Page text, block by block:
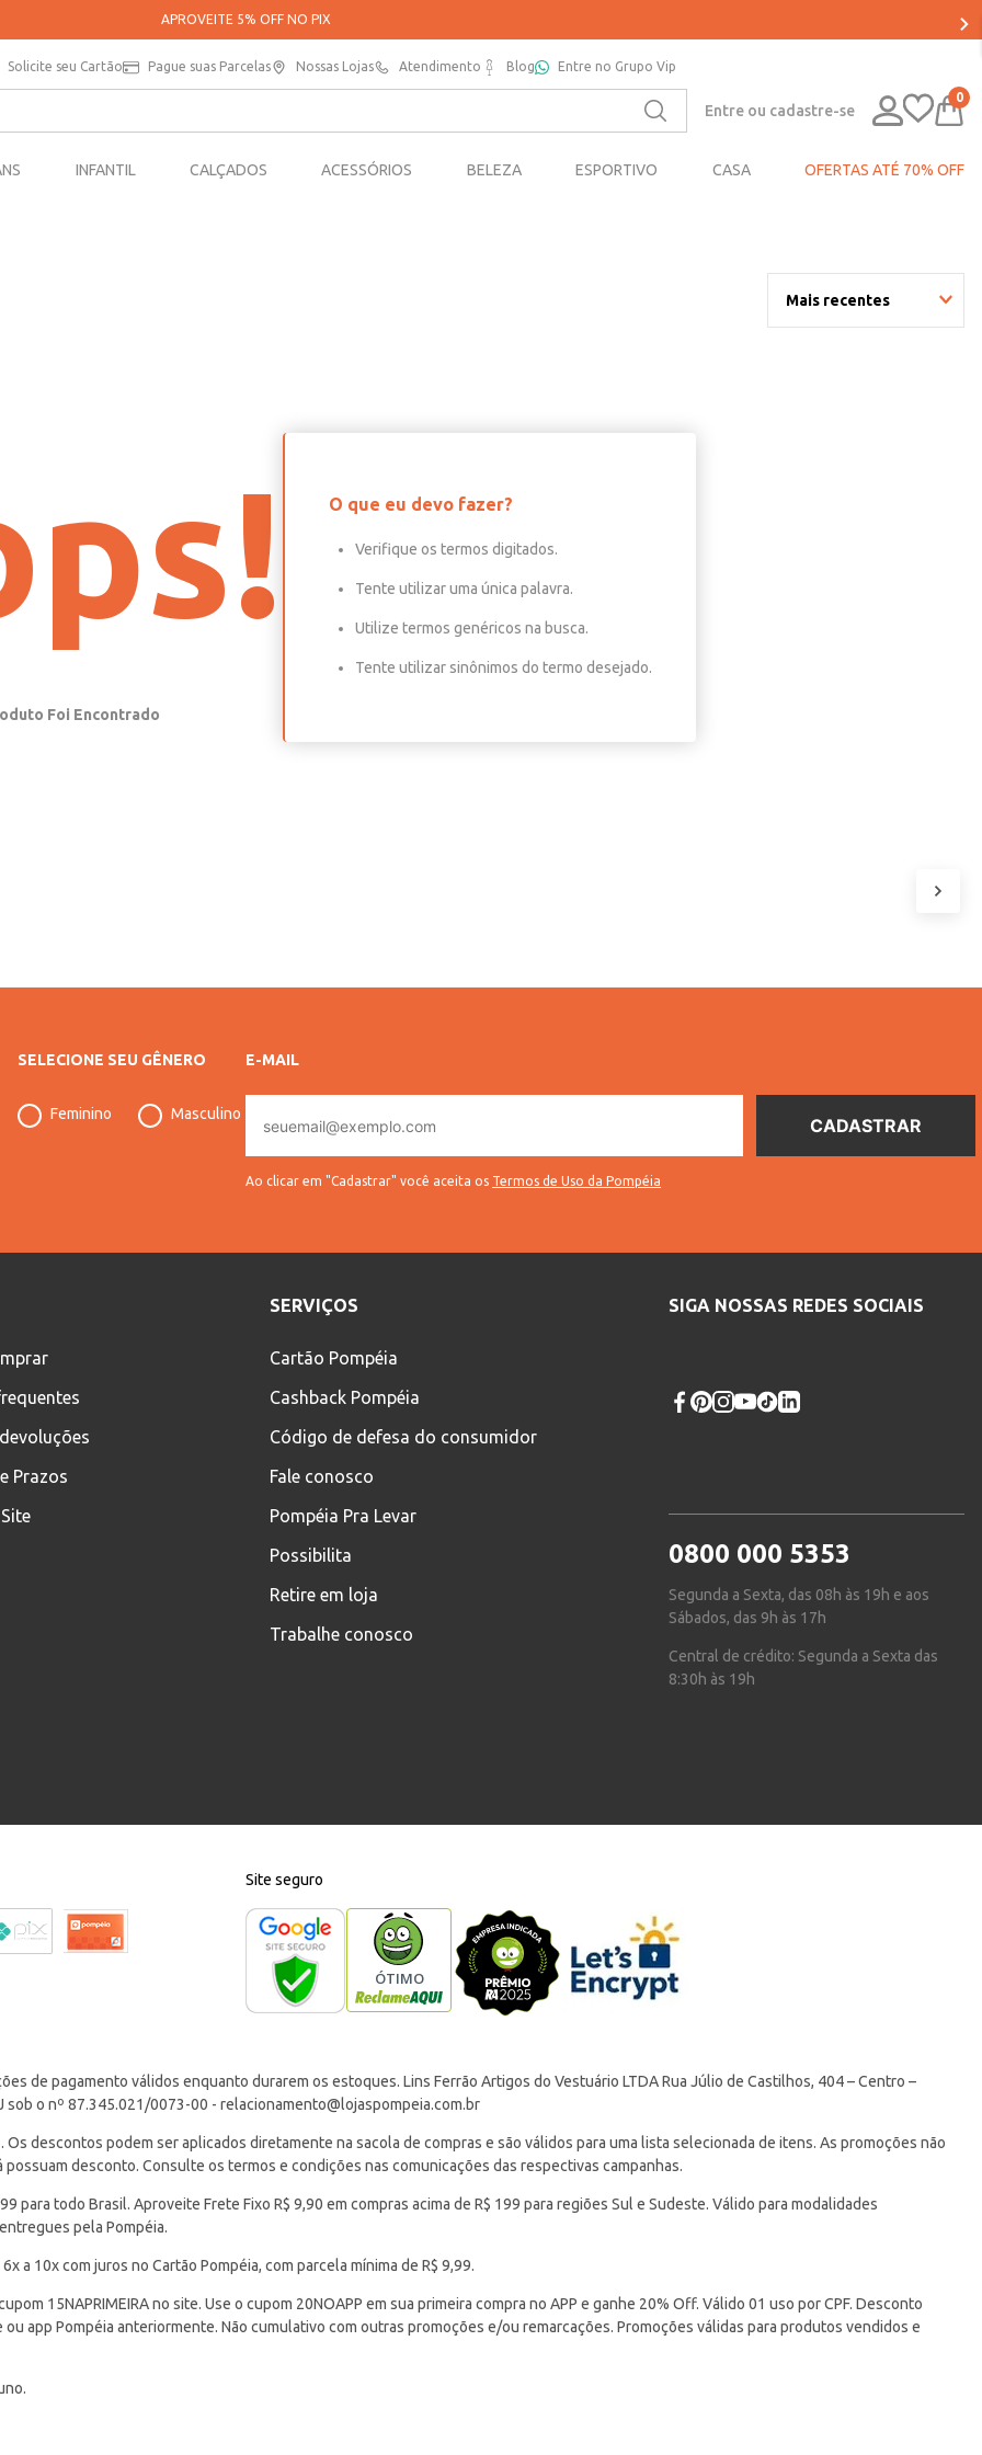
APROVEITE 5% OFF NO PIX
Solicite seu Cartão Pague suas Parcelas Nossas Lojas Atendimento Blog Entre no Grupo Vip
Entre ou cadastre-se
0
INFANTIL CALÇADOS ACESSÓRIOS BELEZA ESPORTIVO CASA OFERTAS ATÉ 70% OFF
Mais recentes
O que eu devo fazer?
Verifique os termos digitados.
Tente utilizar uma única palavra.
Utilize termos genéricos na busca.
Tente utilizar sinônimos do termo desejado.
SELECIONE SEU GÊNERO
Feminino Masculino
E-MAIL
mail
Ao clicar em "Cadastrar" você aceita os Termos de Uso da Pompéia
Prazos
SERVIÇOS
Cartão Pompéia
Cashback Pompéia
Código de defesa do consumidor
Fale conosco
Pompéia Pra Levar
Possibilita
Retire em loja
Trabalhe conosco
SIGA NOSSAS REDES SOCIAIS
0800 000 5353
Segunda a Sexta, das 08h às 19h e aos
Sábados, das 9h às 17h
Central de crédito: Segunda a Sexta das
8:30h às 19h
Site seguro
de pagamento válidos enquanto durarem os estoques. Lins Ferrão Artigos do Vestuário LTDA Rua Júlio de Castilhos, 404 – Centro –
sob o nº 87.345.021/0073-00 - relacionamento@lojaspompeia.com.br
descontos podem ser aplicados diretamente na sacola de compras e são válidos para uma lista selecionada de itens. As promoções não
desconto. Consulte os termos e condições nas comunicações das respectivas campanhas.
para todo Brasil. Aproveite Frete Fixo R$ 9,90 em compras acima de R$ 199 para regiões Sul e Sudeste. Válido para modalidades
pela Pompéia.
a 10x com juros no Cartão Pompéia, com parcela mínima de R$ 9,99.
15NAPRIMEIRA no site. Use o cupom 20NOAPP em sua primeira compra no APP e ganhe 20% Off. Válido 01 uso por CPF. Desconto
app Pompéia anteriormente. Não cumulativo com outras promoções e/ou remarcações. Promoções válidas para produtos vendidos e